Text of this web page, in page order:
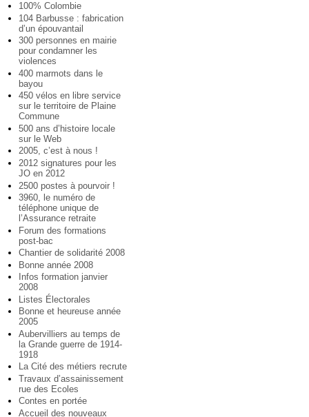
100% Colombie
104 Barbusse : fabrication
d’un épouvantail
300 personnes en mairie
pour condamner les
violences
400 marmots dans le
bayou
450 vélos en libre service
sur le territoire de Plaine
Commune
500 ans d’histoire locale
sur le Web
2005, c’est à nous !
2012 signatures pour les
JO en 2012
2500 postes à pourvoir !
3960, le numéro de
téléphone unique de
l’Assurance retraite
Forum des formations
post-bac
Chantier de solidarité 2008
Bonne année 2008
Infos formation janvier
2008
Listes Électorales
Bonne et heureuse année
2005
Aubervilliers au temps de
la Grande guerre de 1914-
1918
La Cité des métiers recrute
Travaux d’assainissement
rue des Ecoles
Contes en portée
Accueil des nouveaux